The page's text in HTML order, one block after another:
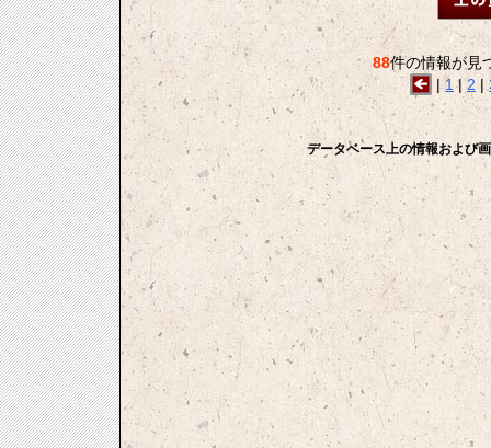
88件の情報が見
|1 |2 |
データベース上の情報および